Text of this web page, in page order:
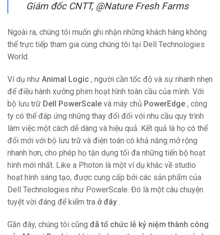
Giám đốc CNTT,@Nature Fresh Farms
Ngoài ra, chúng tôi muốn ghi nhận những khách hàng không
thể trực tiếp tham gia cùng chúng tôi tại Dell Technologies
World.
Ví dụ như Animal Logic , người cần tốc độ và sự nhanh nhẹn
để điều hành xưởng phim hoạt hình toàn cầu của mình. Với
bộ lưu trữ Dell PowerScale và máy chủ PowerEdge , công
ty có thể đáp ứng những thay đổi đối với nhu cầu quy trình
làm việc một cách dễ dàng và hiệu quả. Kết quả là họ có thể
đổi mới với bộ lưu trữ và điện toán có khả năng mở rộng
nhanh hơn, cho phép họ tận dụng tối đa những tiến bộ hoạt
hình mới nhất. Like a Photon là một ví dụ khác về studio
hoạt hình sáng tạo, được cung cấp bởi các sản phẩm của
Dell Technologies như PowerScale. Đó là một câu chuyện
tuyệt vời đáng để kiểm tra ở đây .
Gần đây, chúng tôi cũng đã tổ chức lễ kỷ niệm thành công